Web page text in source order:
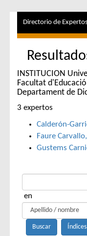
Directorio de
INSTITUCION
Facultat
Departament de
3 expertos
Calderón-
Faure
Gustems
en